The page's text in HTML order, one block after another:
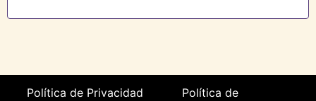
Política de Privacidad
Política de